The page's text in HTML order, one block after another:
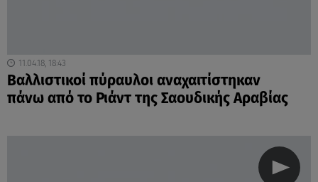
11.04.18, 18:43
Βαλλιστικοί πύραυλοι αναχαιτίστηκαν
πάνω από το Ριάντ της Σαουδικής Αραβίας